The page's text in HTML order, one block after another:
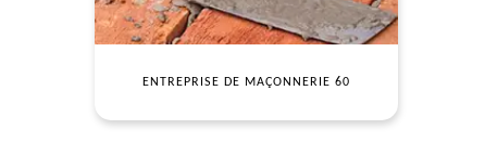
ENTREPRISE DE MAÇONNERIE 60